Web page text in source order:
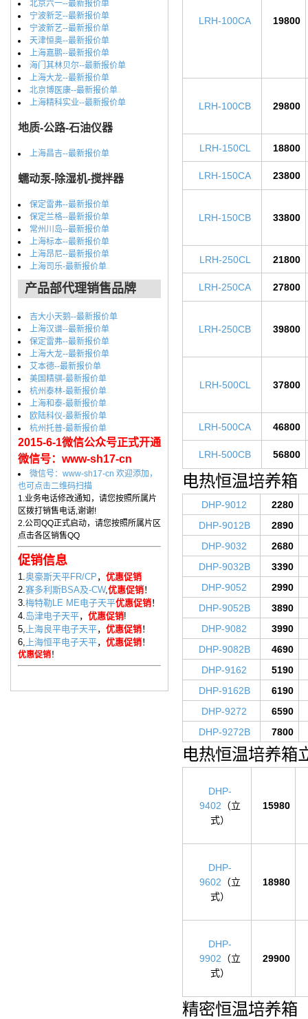
北京六一--最新报价单
宁波新芝--最新报价单
宁波新艺--最新报价单
天津恒奥--最新报价单
上海嘉鹏--最新报价单
海门其林贝尔--最新报价单
上海大龙--最新报价单
北京博医康--最新报价单
上海精科实业--最新报价单
地质-公路-石油仪器
上海昌吉--最新报价单
蠕动泵-除湿机-搅拌器
保定雷弗--最新报价单
保定兰格--最新报价单
常州川岛--最新报价单
上海标本--最新报价单
上海昂尼--最新报价单
上海司乐-最新报价单
产品部代理销售品牌
吉大小天鹅--最新报价单
上海汉谱--最新报价单
保定雷弗--最新报价单
上海大龙--最新报价单
艾本德--最新报价单
美国精骐-最新报价单
杭州泰林-最新报价单
上海和泰-最新报价单
欧陆科仪-最新报价单
杭州托普-最新报价单
2015-6-1微信公众号正式开通
微信号：www-sh17-cn
微信号：www-sh17-cn 欢迎添加，
也可点击二维码扫描
1.业务电话修改通知，请您按照所属片
区拨打销售电话,谢谢!
2.公司QQ正式启动，请您按照所属片区
点击各区销售QQ
促销信息
1. 奥豪斯天平FR/CP ， 优惠促销
2. 赛多利斯BSA及-CW, 优惠促销！
3. 梅特勒LE ME电子天平优惠促销！
4. 岛津电子天平， 优惠促销!
5,
上海良平电子天平， 优惠促销！
6,
上海恒平电子天平， 优惠促销！
优惠促销！
LRH-100CA 19800
LRH-100CB 29800
LRH-150CL 18800
LRH-150CA 23800
LRH-150CB 33800
LRH-250CL 21800
LRH-250CA 27800
LRH-250CB 39800
LRH-500CL 37800
LRH-500CA 46800
LRH-500CB 56800
电热恒温培养箱
DHP-9012
2280
DHP-9012B
2890
DHP-9032
2680
DHP-9032B
3390
DHP-9052
2990
DHP-9052B
3890
DHP-9082
3990
DHP-9082B
4690
DHP-9162
5190
DHP-9162B
6190
DHP-9272
6590
DHP-9272B
7800
电热恒温培养箱
DHP-
9402 （立
式）
15980
DHP-
9602 （立
式）
18980
DHP-
9902 （立
式）
29900
精密恒温培养箱